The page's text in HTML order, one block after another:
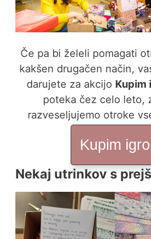
Če pa bi želeli pomagati
kakšen drugačen način,
darujete za akcijo Kupim
poteka čez celo leto,
razveseljujemo otroke
Kupim igro
Nekaj utrinkov s